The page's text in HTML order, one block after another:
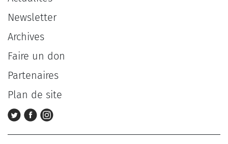
Newsletter
Archives
Faire un don
Partenaires
Plan de site